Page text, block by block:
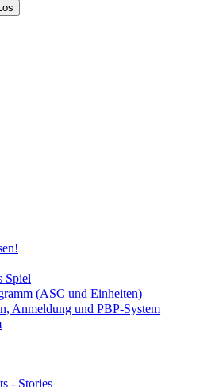
Spiel
(ASC und Einheiten)
Anmeldung und PBP-System
- Stories